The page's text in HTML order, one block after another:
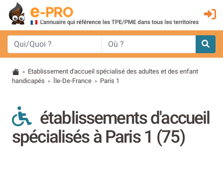
> Etablissement d'accueil spécialisé des adultes et des enfant
handicapés > Île-De-France > Paris 1
établissements d'accueil
spécialisés à Paris 1 (75)